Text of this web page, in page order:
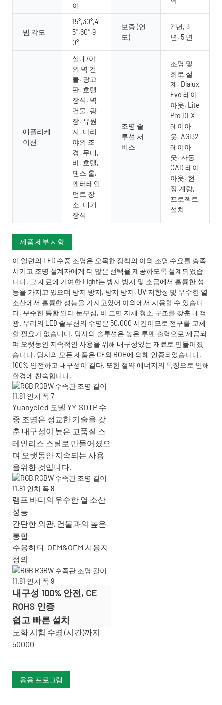
이
빔 각도
15°,30°,4
5°,60°,9
0°
보증 (연
도)
2 년, 3
년, 5 년
애플리케
이션
실내/야
외 벽 건
물, 광고
판, 호텔
장식, 벽
건물, 광
장, 유원
지, 다리
야외 조
경, 무대,
바, 호텔,
댄스 홀,
엔터테인
먼트 장
소, 대기
장식
조명 솔
루션 서
비스
조명 및
회로 설
계, Dialux
Evo 레이
아웃, Lite
Pro DLX
레이아
웃, AGI32
레이아
웃, 자동
CAD 레이
아웃, 현
장 계량,
프로젝트
설치
제품 세부 사항
이 일련의 LED 수중 조명은 오목한 장착의 야외 조명 수요를 충족
시키고 조명 설계자에게 더 많은 선택을 제공하도록 설계되었습
니다. 그 재료에 기여한 Light는 방지 방지 및 소금에서 훌륭한 성
능을 가지고 있으며 방지 방지, 방지 방지, UV 저항성 및 우수한 열
소산에서 훌륭한 성능을 가지고있어 야외에서 사용할 수 있습니
다. 우수한 통합 안티 눈부심, 비 표면 자체 청소 구조를 갖춘 내적
광. 우리의 LED 솔루션의 수명은 50,000 시간이므로 전구를 교체
할 필요가 없습니다. 당사의 솔루션은 높은 루멘 출력으로 제공되
며 오랫동안 지속적인 사용을 위해 내구성있는 재료로 만들어졌
습니다. 당사의 모든 제품은 CE와 ROH에 의해 인증되었습니다.
100% 안전하고 내구성이 길다. 또한 절약 에너지의 특징으로 인해
환경에 친숙합니다.
Yuanyeled 모델 YY-SDTP 수
중 ​​조명은 정교한 기술을 갖
춘 내구성이 높은 고품질 스
테인리스 스틸로 만들어졌으
며 오랫동안 지속되는 사용
을위한 것입니다.
램프 바디의 우수한 열 소산
성능
간단한 외관, 건물과의 높은
통합
수용하다 ODM&OEM 사용자
정의
내구성 100% 안전, CE
ROHS 인증
쉽고 빠른 설치
노화 시험 수명 (시간)까지
50000
응용 프로그램